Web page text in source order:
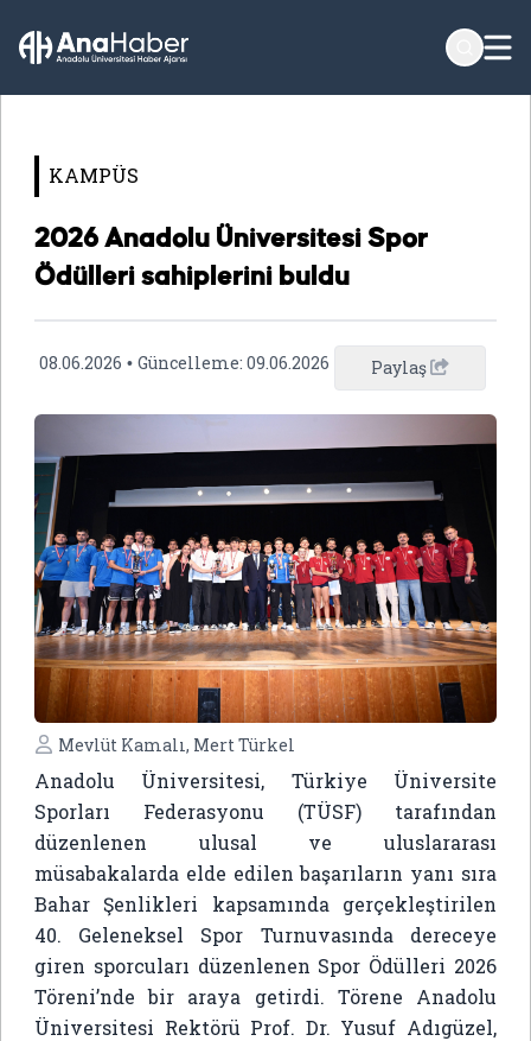
KAMPÜS
2026 Anadolu Üniversitesi Spor
Ödülleri sahiplerini buldu
08.06.2026 • Güncelleme: 09.06.2026 Paylaş
Mevlüt Kamalı, Mert Türkel
Anadolu Üniversitesi, Türkiye Üniversite
Sporları Federasyonu (TÜSF) tarafından
düzenlenen ulusal ve uluslararası
müsabakalarda elde edilen başarıların yanı sıra
Bahar Şenlikleri kapsamında gerçekleştirilen
40. Geleneksel Spor Turnuvasında dereceye
giren sporcuları düzenlenen Spor Ödülleri 2026
Töreni’nde bir araya getirdi. Törene Anadolu
Üniversitesi Rektörü Prof. Dr. Yusuf Adıgüzel,